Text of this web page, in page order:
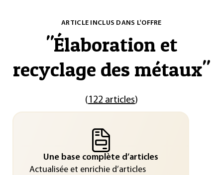
ARTICLE INCLUS DANS L'OFFRE
"Élaboration et
recyclage des métaux"
(122 articles)
Une base complète d’articles
Actualisée et enrichie d’articles